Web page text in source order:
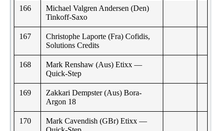
166
Michael Valgren Andersen (Den)
Tinkoff-Saxo
167
Christophe Laporte (Fra) Cofidis,
Solutions Credits
168
Mark Renshaw (Aus) Etixx —
Quick-Step
169
Zakkari Dempster (Aus) Bora-
Argon 18
170
Mark Cavendish (GBr) Etixx —